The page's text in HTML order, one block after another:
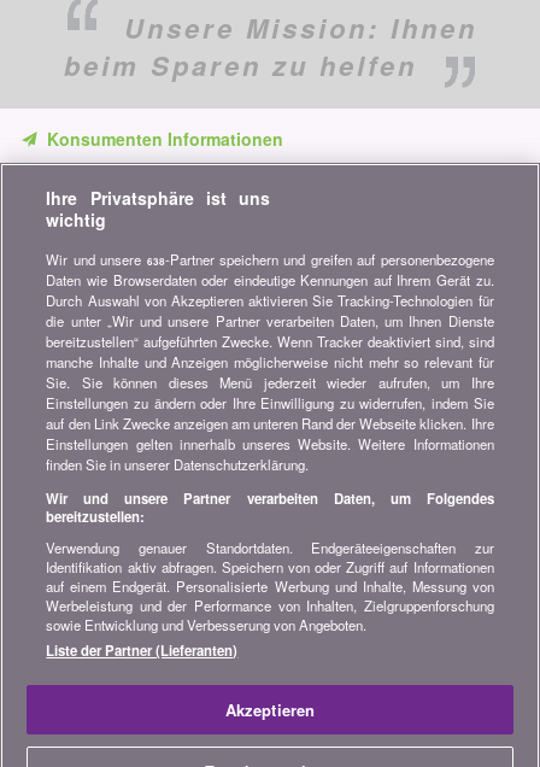
Unsere Mission: Ihnen
beim Sparen zu helfen
Konsumenten Informationen
unsere Vergleiche, Ratschläge und Tipps in den Bereichen
Versicherung, Finanzen, Konsumgüter und vieles mehr...
Newsletter bestellen
Treten Sie unserer Community bei
Bleiben Sie auf dem neuesten Stand, finden Sie alle Ratschläge
und Tipps zum Sparen auf:
Wissenswertes über bonus.ch
Wer ist bonus.ch? Wie funktionieren die Vergleiche?
Presseanfragen, Partnerschaften, Werbung...
Alle Informationen über bonus.ch
Home
Ihre Privatsphäre ist uns
wichtig
Wir und unsere 638-Partner speichern und greifen auf personenbezogene
Daten wie Browserdaten oder eindeutige Kennungen auf Ihrem Gerät zu.
Durch Auswahl von Akzeptieren aktivieren Sie Tracking-Technologien für
die unter „Wir und unsere Partner verarbeiten Daten, um Ihnen Dienste
bereitzustellen“ aufgeführten Zwecke. Wenn Tracker deaktiviert sind, sind
manche Inhalte und Anzeigen möglicherweise nicht mehr so relevant für
Sie. Sie können dieses Menü jederzeit wieder aufrufen, um Ihre
Einstellungen zu ändern oder Ihre Einwilligung zu widerrufen, indem Sie
auf den Link Zwecke anzeigen am unteren Rand der Webseite klicken. Ihre
Einstellungen gelten innerhalb unseres Website. Weitere Informationen
finden Sie in unserer Datenschutzerklärung.
Wir und unsere Partner verarbeiten Daten, um Folgendes
bereitzustellen:
Verwendung genauer Standortdaten. Endgeräteeigenschaften zur
Identifikation aktiv abfragen. Speichern von oder Zugriff auf Informationen
auf einem Endgerät. Personalisierte Werbung und Inhalte, Messung von
Werbeleistung und der Performance von Inhalten, Zielgruppenforschung
sowie Entwicklung und Verbesserung von Angeboten.
Liste der Partner (Lieferanten)
Akzeptieren